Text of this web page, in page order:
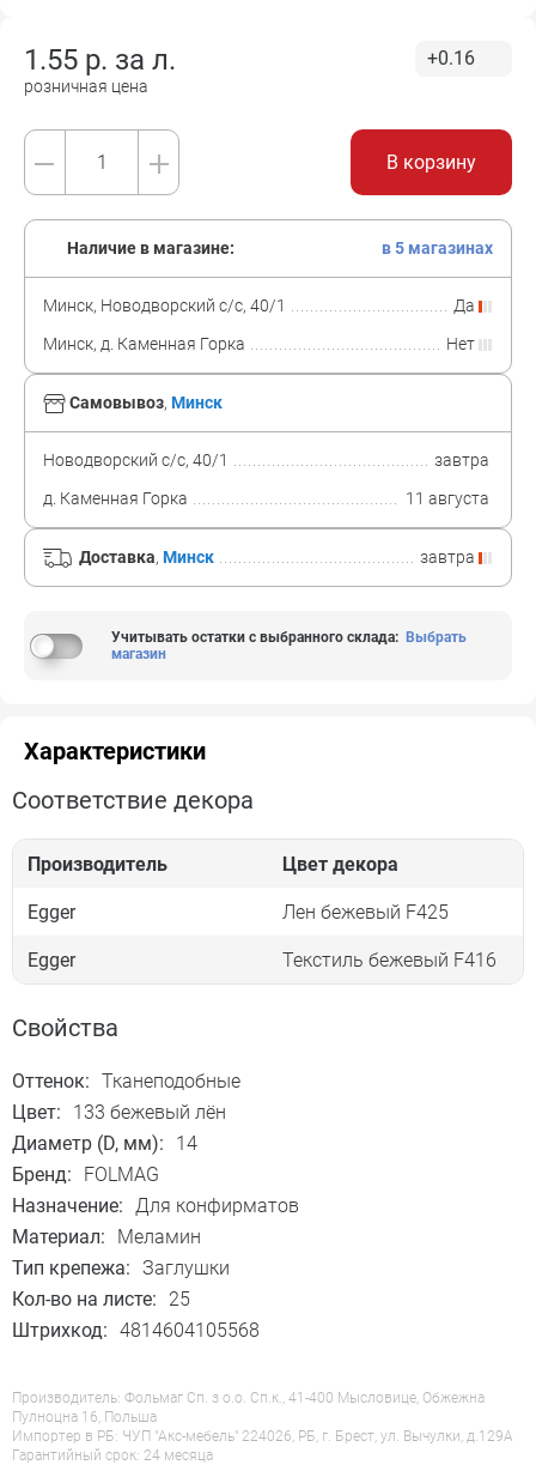
1.55 р. за л.
розничная цена
+0.16
В корзину
Самовывоз, Минск
Новодворский с/с, 40/1
завтра
д. Каменная Горка
11 августа
Доставка, Минск завтра
Наличие в магазине: в 5 магазинах
Минск, Новодворский с/с, 40/1
Да
Минск, д. Каменная Горка
Нет
Учитывать остатки с выбранного склада: Выбрать
магазин
Характеристики
Соответствие декора
Производитель Цвет декора
Egger Лен бежевый F425
Egger Текстиль бежевый F416
Свойства
Оттенок: Тканеподобные
Цвет:
133 бежевый лён
Диаметр (D, мм):
14
Бренд:
FOLMAG
Назначение: Для конфирматов
Материал:
Меламин
Тип крепежа: Заглушки
Кол-во на листе:
25
Штрихкод: 4814604105568
Производитель: Фольмаг Сп. з о.о. Сп.к., 41-400 Мысловице, Обжежна
Пулноцна 16, Польша
Импортер в РБ: ЧУП "Акс-мебель" 224026, РБ, г. Брест, ул. Вычулки, д.129А
Гарантийный срок: 24 месяца